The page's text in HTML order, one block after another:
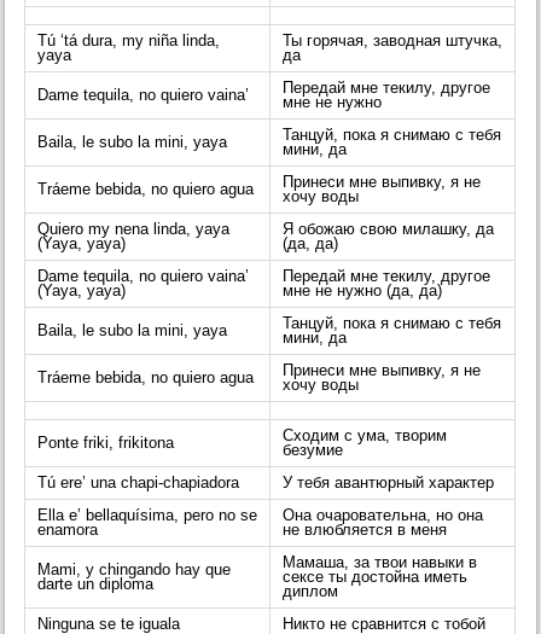
Tú ‘tá dura, my niña linda,
yaya
Ты горячая, заводная штучка,
да
Dame tequila, no quiero vaina’
Передай мне текилу, другое
мне не нужно
Baila, le subo la mini, yaya
Танцуй, пока я снимаю с тебя
мини, да
Tráeme bebida, no quiero agua
Принеси мне выпивку, я не
хочу воды
Quiero my nena linda, yaya
(Yaya, yaya)
Я обожаю свою милашку, да
(да, да)
Dame tequila, no quiero vaina’
(Yaya, yaya)
Передай мне текилу, другое
мне не нужно (да, да)
Baila, le subo la mini, yaya
Танцуй, пока я снимаю с тебя
мини, да
Tráeme bebida, no quiero agua
Принеси мне выпивку, я не
хочу воды
Ponte friki, frikitona
Сходим с ума, творим
безумие
Tú ere’ una chapi-chapiadora
У тебя авантюрный характер
Ella e’ bellaquísima, pero no se
enamora
Она очаровательна, но она
не влюбляется в меня
Mami, y chingando hay que
darte un diploma
Мамаша, за твои навыки в
сексе ты достойна иметь
диплом
Ninguna se te iguala
Никто не сравнится с тобой